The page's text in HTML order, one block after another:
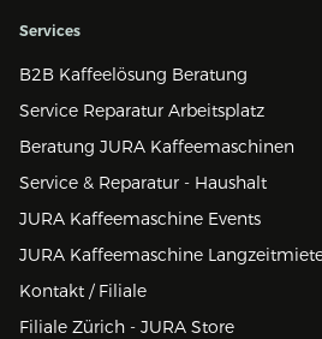
Services
B2B Kaffeelösung Beratung
Service Reparatur Arbeitsplatz
Beratung JURA Kaffeemaschinen
Service & Reparatur - Haushalt
JURA Kaffeemaschine Events
JURA Kaffeemaschine
Kontakt / Filiale
Filiale Zürich - JURA Store